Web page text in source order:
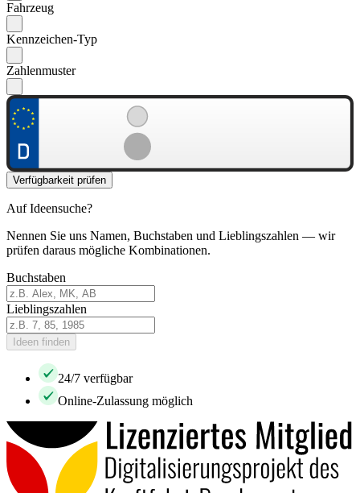
Fahrzeug
Kennzeichen-Typ
Zahlenmuster
Verfügbarkeit prüfen
Auf Ideensuche?
Nennen Sie uns Namen, Buchstaben und Lieblingszahlen — wir
prüfen daraus mögliche Kombinationen.
Buchstaben
Lieblingszahlen
Ideen finden
24/7 verfügbar
Online-Zulassung möglich